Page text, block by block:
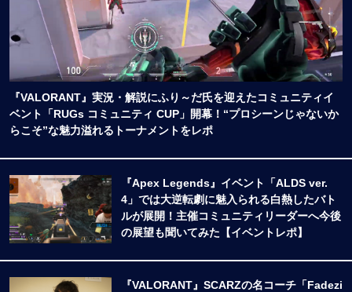
『VALORANT』実況・解説にふり～だ氏を迎えたコミュニティイ
ベント「RUGs コミュニティ CUP」開幕！“プロシーンじゃないか
らこそ”な魅力溢れるトーナメントをレポ
『Apex Legends』イベント「ALDS ver.
4」では大逆転劇に魅入られる白熱したバト
ルが展開！主催コミュニティリーダーへ今後
の展望も聞いてみた【イベントレポ】
『VALORANT』SCARZの名コーチ「Fadezi